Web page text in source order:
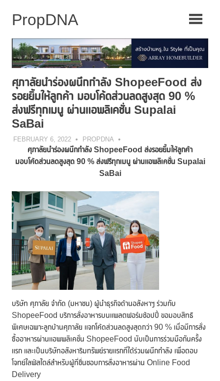
ศุภาลัยนำร่องผนึกกำลัง ShopeeFood ส่ง
รอยยิ้มให้ลูกค้า มอบโค้ดส่วนลดสูงสุด 90 %
ส่งฟรีทุกเมนู ผ่านแอพลิเคชั่น Supalai
SaBai
FEBRUARY 6, 2022 PROPDNA
ศุภาลัยนำร่องผนึกกำลัง ShopeeFood ส่งรอยยิ้มให้ลูกค้า
มอบโค้ดส่วนลดสูงสุด 90 % ส่งฟรีทุกเมนู ผ่านแอพลิเคชั่น Supalai
SaBai
บริษัท ศุภาลัย จำกัด (มหาชน) ผู้นำธุรกิจด้านอสังหาฯ ร่วมกับ
ShopeeFood บริการสั่งอาหารบนแพลตฟอร์มช้อปปี้ ขอมอบสิทธิ
พิเศษเฉพาะลูกบ้านศุภาลัย แจกโค้ดส่วนลดสูงสุดกว่า 90 % เมื่อมีการสั่ง
ซื้ออาหารผ่านแอพพลิเคชั่น ShopeeFood นับเป็นการร่วมมือกันครั้ง
แรก และเป็นบริษัทอสังหาริมทรัพย์รายแรกที่ได้ร่วมผนึกกำลัง เพื่อตอบ
โจทย์ไลฟ์สไตล์สำหรับผู้ที่ชื่นชอบการสั่งอาหารผ่าน Online Food
Delivery